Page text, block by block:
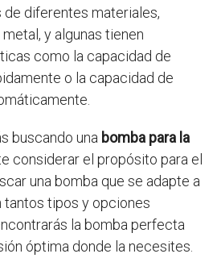
de diferentes materiales,
y algunas tienen
como la capacidad de
o la capacidad de
buscando una bomba para la
considerar el propósito para el
una bomba que se adapte a
tantos tipos y opciones
la bomba perfecta
óptima donde la necesites.